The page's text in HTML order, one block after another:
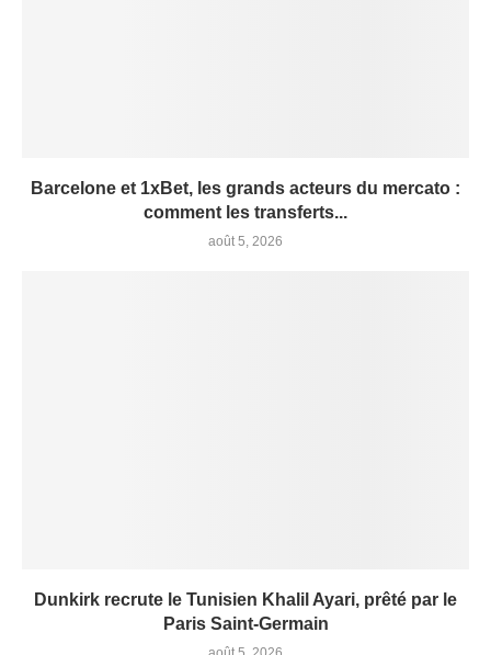
Barcelone et 1xBet, les grands acteurs du mercato :
comment les transferts...
août 5, 2026
Dunkirk recrute le Tunisien Khalil Ayari, prêté par le
Paris Saint-Germain